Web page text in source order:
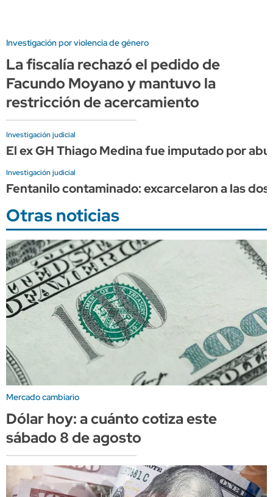
Investigación por violencia de género
La fiscalía rechazó el pedido de
Facundo Moyano y mantuvo la
restricción de acercamiento
Investigación judicial
El ex GH Thiago Medina fue imputado por
Investigación judicial
Fentanilo contaminado: excarcelaron a las
Otras noticias
Mercado cambiario
Dólar hoy: a cuánto cotiza este
sábado 8 de agosto